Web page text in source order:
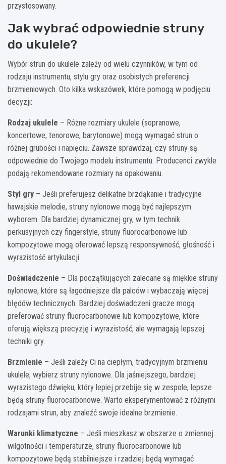
przystosowany.
Jak wybrać odpowiednie struny
do ukulele?
Wybór strun do ukulele zależy od wielu czynników, w tym od
rodzaju instrumentu, stylu gry oraz osobistych preferencji
brzmieniowych. Oto kilka wskazówek, które pomogą w podjęciu
decyzji:
Rodzaj ukulele – Różne rozmiary ukulele (sopranowe,
koncertowe, tenorowe, barytonowe) mogą wymagać strun o
różnej grubości i napięciu. Zawsze sprawdzaj, czy struny są
odpowiednie do Twojego modelu instrumentu. Producenci zwykle
podają rekomendowane rozmiary na opakowaniu.
Styl gry – Jeśli preferujesz delikatne brzdąkanie i tradycyjne
hawajskie melodie, struny nylonowe mogą być najlepszym
wyborem. Dla bardziej dynamicznej gry, w tym technik
perkusyjnych czy fingerstyle, struny fluorocarbonowe lub
kompozytowe mogą oferować lepszą responsywność, głośność i
wyrazistość artykulacji.
Doświadczenie – Dla początkujących zalecane są miękkie struny
nylonowe, które są łagodniejsze dla palców i wybaczają więcej
błędów technicznych. Bardziej doświadczeni gracze mogą
preferować struny fluorocarbonowe lub kompozytowe, które
oferują większą precyzję i wyrazistość, ale wymagają lepszej
techniki gry.
Brzmienie – Jeśli zależy Ci na ciepłym, tradycyjnym brzmieniu
ukulele, wybierz struny nylonowe. Dla jaśniejszego, bardziej
wyrazistego dźwięku, który lepiej przebije się w zespole, lepsze
będą struny fluorocarbonowe. Warto eksperymentować z różnymi
rodzajami strun, aby znaleźć swoje idealne brzmienie.
Warunki klimatyczne – Jeśli mieszkasz w obszarze o zmiennej
wilgotności i temperaturze, struny fluorocarbonowe lub
kompozytowe będą stabilniejsze i rzadziej będą wymagać